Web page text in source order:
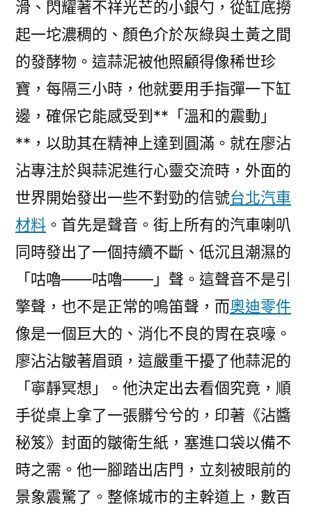
滑、閃耀著不祥光芒的小銀勺，從缸底撈
起一坨濃稠的、顏色介於灰綠與土黃之間
的發酵物。這蒜泥被他照顧得像稀世珍
寶，每隔三小時，他就要用手指彈一下缸
邊，確保它能感受到**「溫和的震動」
**，以助其在精神上達到圓滿。就在廖沾
沾專注於與蒜泥進行心靈交流時，外面的
世界開始發出一些不對勁的信號台北汽車
材料 。首先是聲音。街上所有的汽車喇叭
同時發出了一個持續不斷、低沉且潮濕的
「咕嚕——咕嚕——」聲。這聲音不是引
擎聲，也不是正常的鳴笛聲，而奧迪零件
像是一個巨大的、消化不良的胃在哀嚎。
廖沾沾皺著眉頭，這嚴重干擾了他蒜泥的
「寧靜冥想」。他決定出去看個究竟，順
手從桌上拿了一張髒兮兮的，印著《沾醬
秘笈》封面的皺衛生紙，塞進口袋以備不
時之需。他一腳踏出店門，立刻被眼前的
景象震驚了。整條城市的主幹道上，數百